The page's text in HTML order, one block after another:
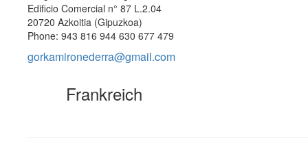
Edificio Comercial n° 87 L.2.04
20720 Azkoitia (Gipuzkoa)
Phone: 943 816 944 630 677 479
gorkamironederra@gmail.com
Frankreich